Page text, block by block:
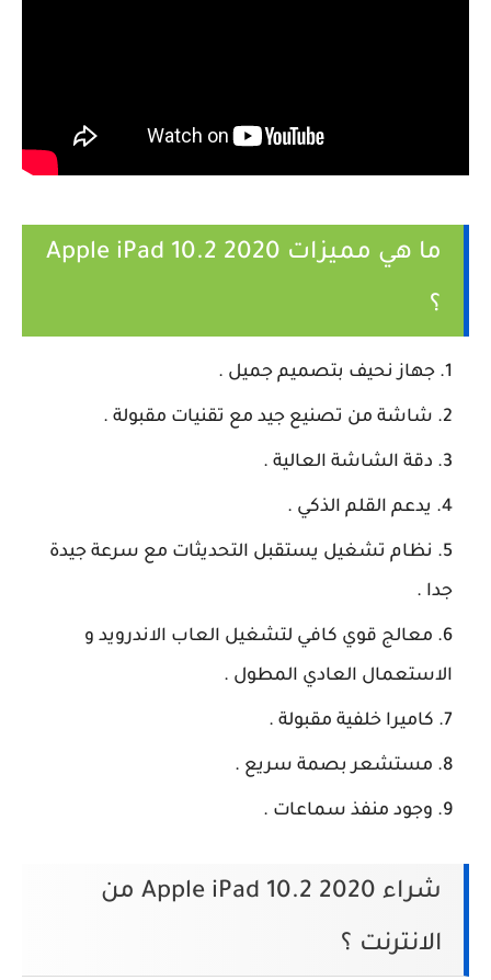
ما هي مميزات Apple iPad 10.2 2020
؟
جهاز نحيف بتصميم جميل .
شاشة من تصنيع جيد مع تقنيات مقبولة .
دقة الشاشة العالية .
يدعم القلم الذكي .
نظام تشغيل يستقبل التحديثات مع سرعة جيدة
جدا .
معالج قوي كافي لتشغيل العاب الاندرويد و
الاستعمال العادي المطول .
كاميرا خلفية مقبولة .
مستشعر بصمة سريع .
وجود منفذ سماعات .
شراء Apple iPad 10.2 2020 من
الانترنت ؟